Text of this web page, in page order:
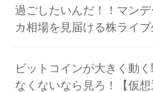
過ごしたいんだ！！マン
カ相場を見届ける株ライブ
ビットコインが大きく動
なくないなら見ろ！【仮想